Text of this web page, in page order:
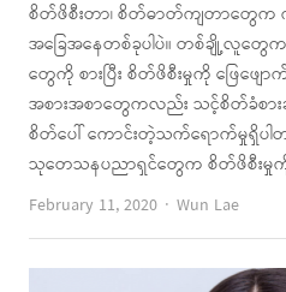
စိတ်ဖိစီးတာ၊ စိတ်ဓာတ်ကျတာတွေ
အခြေအနေတစ်ခုပါပဲ။ တစ်ချို့လူတွ
တွေကို စားပြီး စိတ်ဖိစီးမှုကို ဖြေဖ
အစားအစာတွေကလည်း သင့်စိတ်ခံစား
စိတ်ပေါ် ကောင်းတဲ့သက်ရောက်မှုရှိပါ
သုတေသနပညာရှင်တွေက စိတ်ဖိစီးမှု
February 11, 2020
Author
Wun Lae